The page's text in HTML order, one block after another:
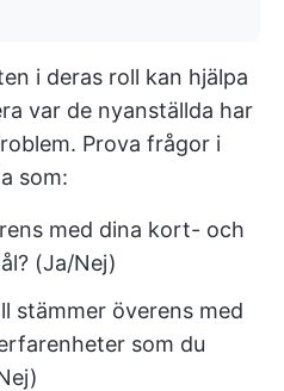
i deras roll kan hjälpa
var de nyanställda har
Prova frågor i
som:
med dina kort- och
(Ja/Nej)
stämmer överens med
som du